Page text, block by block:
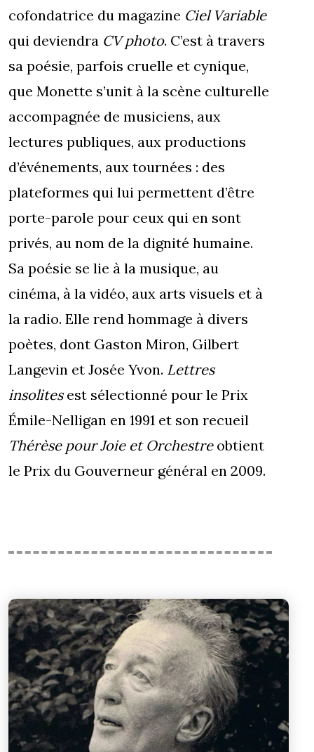
cofondatrice du magazine Ciel Variable
qui deviendra CV photo. C’est à travers
sa poésie, parfois cruelle et cynique,
que Monette s’unit à la scène culturelle
accompagnée de musiciens, aux
lectures publiques, aux productions
d’événements, aux tournées : des
plateformes qui lui permettent d’être
porte-parole pour ceux qui en sont
privés, au nom de la dignité humaine.
Sa poésie se lie à la musique, au
cinéma, à la vidéo, aux arts visuels et à
la radio. Elle rend hommage à divers
poètes, dont Gaston Miron, Gilbert
Langevin et Josée Yvon. Lettres
insolitesest sélectionné pour le Prix
Émile-Nelligan en 1991 et son recueil
Thérèse pour Joie et Orchestreobtient
le Prix du Gouverneur général en 2009.